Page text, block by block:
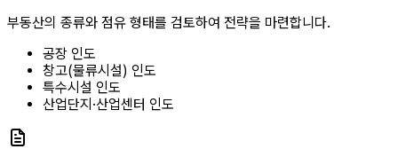
부동산의 종류와 점유 형태를 검토하여 전략을 마련합니다.
공장 인도
창고(물류시설) 인도
특수시설 인도
산업단지·산업센터 인도